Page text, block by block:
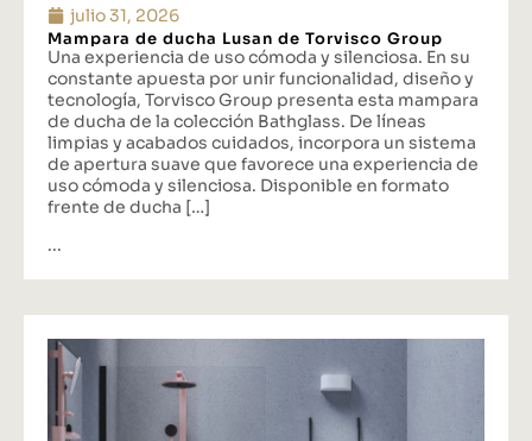
julio 31, 2026
Mampara de ducha Lusan de Torvisco Group
Una experiencia de uso cómoda y silenciosa. En su
constante apuesta por unir funcionalidad, diseño y
tecnología, Torvisco Group presenta esta mampara
de ducha de la colección Bathglass. De líneas
limpias y acabados cuidados, incorpora un sistema
de apertura suave que favorece una experiencia de
uso cómoda y silenciosa. Disponible en formato
frente de ducha […]
...